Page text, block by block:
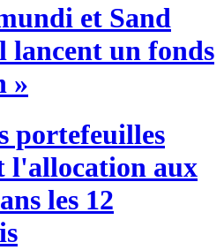
et Sand
lancent un fonds
»
portefeuilles
l'allocation aux
les 12